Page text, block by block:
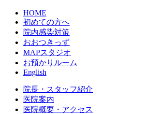
HOME
初めての方へ
院内感染対策
おおつきっず
MAPスタジオ
お預かりルーム
English
院長・スタッフ紹介
医院案内
医院概要・アクセス